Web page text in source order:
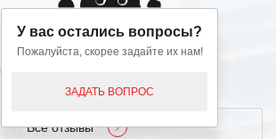
Все отзывы
У вас остались вопросы?
Пожалуйста, скорее задайте их нам!
ЗАДАТЬ ВОПРОС